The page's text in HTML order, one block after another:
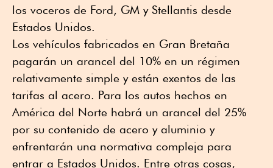
los voceros de Ford, GM y Stellantis desde
Estados Unidos.
Los vehículos fabricados en Gran Bretaña
pagarán un arancel del 10% en un régimen
relativamente simple y están exentos de las
tarifas al acero. Para los autos hechos en
América del Norte habrá un arancel del 25%
por su contenido de acero y aluminio y
enfrentarán una normativa compleja para
entrar a Estados Unidos. Entre otras cosas,